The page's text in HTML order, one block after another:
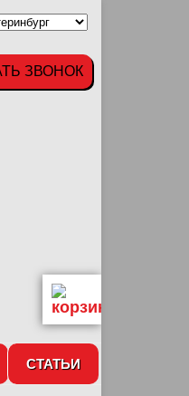
ЗВОНОК
СТАТЬИ